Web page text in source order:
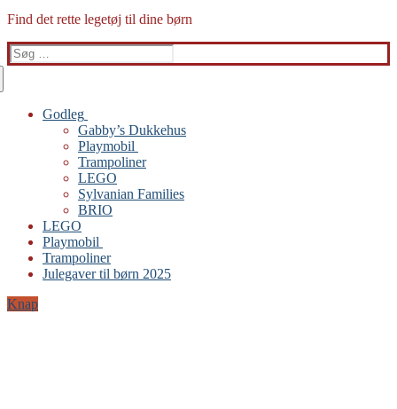
Find det rette legetøj til dine børn
Søg
efter:
Godleg
Gabby’s Dukkehus
Playmobil
Trampoliner
LEGO
Sylvanian Families
BRIO
LEGO
Playmobil
Trampoliner
Julegaver til børn 2025
Knap